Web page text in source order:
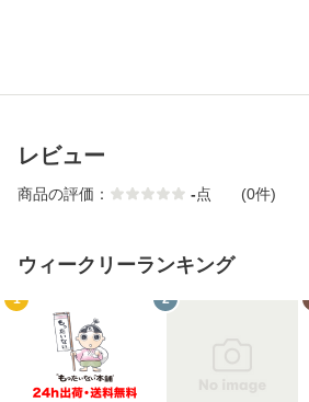
レビュー
商品の評価： -点 (0件)
ウィークリーランキング
1 2